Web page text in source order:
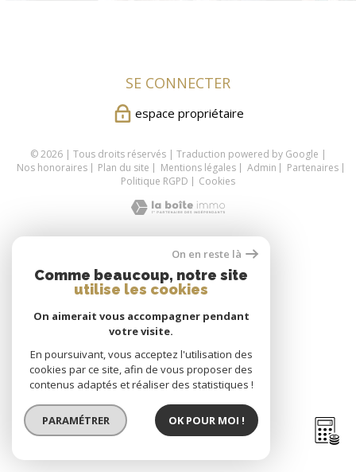
SE CONNECTER
espace propriétaire
© 2026 | Tous droits réservés | Traduction powered by Google |
Nos honoraires
Plan du site Mentions légales Admin
Partenaires
Politique RGPD
Cookies
On en reste là
Comme beaucoup, notre site
utilise les cookies
On aimerait vous accompagner pendant
votre visite.
En poursuivant, vous acceptez l'utilisation des
cookies par ce site, afin de vous proposer des
contenus adaptés et réaliser des statistiques !
PARAMÉTRER OK POUR MOI !